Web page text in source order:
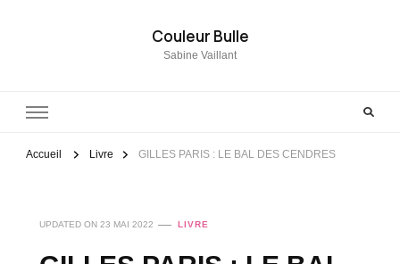
Couleur Bulle
Sabine Vaillant
Accueil Livre GILLES PARIS : LE BAL DES CENDRES
UPDATED ON 23 MAI 2022 LIVRE